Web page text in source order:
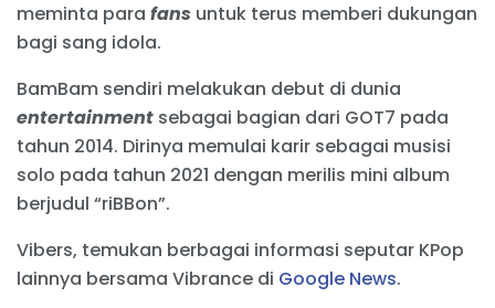
meminta para fans untuk terus memberi dukungan
bagi sang idola.
BamBam sendiri melakukan debut di dunia
entertainment sebagai bagian dari GOT7 pada
tahun 2014. Dirinya memulai karir sebagai musisi
solo pada tahun 2021 dengan merilis mini album
berjudul “riBBon”.
Vibers, temukan berbagai informasi seputar KPop
lainnya bersama Vibrance di Google News.